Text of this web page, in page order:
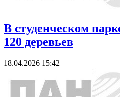
В студенческом
120 деревьев
18.04.2026 15:42